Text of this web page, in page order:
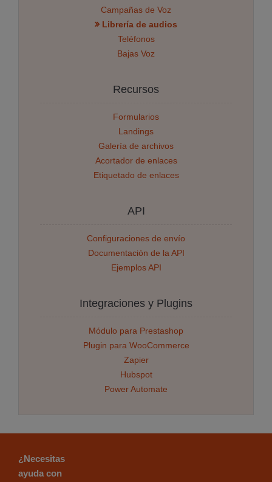
Campañas de Voz
Librería de audios
Teléfonos
Bajas Voz
Recursos
Formularios
Landings
Galería de archivos
Acortador de enlaces
Etiquetado de enlaces
API
Configuraciones de envío
Documentación de la API
Ejemplos API
Integraciones y Plugins
Módulo para Prestashop
Plugin para WooCommerce
Zapier
Hubspot
Power Automate
¿Necesitas
ayuda con